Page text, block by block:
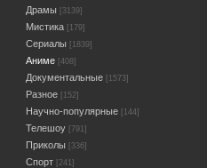
Драмы [3139]
Мистика [179]
Сериалы [1839]
Аниме [408]
Документальные [1573]
Разное [152]
Научно-популярные [144]
Телешоу [791]
Приколы [336]
Спорт [241]